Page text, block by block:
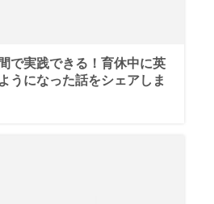
で実践できる！育休中に英
うになった話をシェアしま